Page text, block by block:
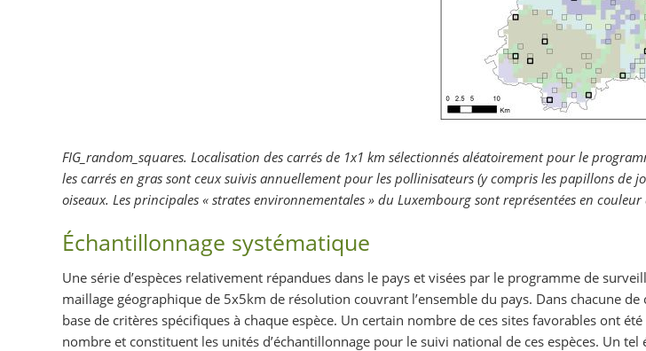
FIG_random_squares. Localisation des carrés de 1x1 km sélectionnés aléatoirement pour le
les carrés en gras sont ceux suivis annuellement pour les pollinisateurs (y compris les papillons de
oiseaux. Les principales « strates environnementales » du Luxembourg sont représentées en couleur
Échantillonnage systématique
Une série d’espèces relativement répandues dans le pays et visées par le programme de
maillage géographique de 5x5km de résolution couvrant l’ensemble du pays. Dans chacune
base de critères spécifiques à chaque espèce. Un certain nombre de ces sites favorables ont
nombre et constituent les unités d’échantillonnage pour le suivi national de ces espèces. Un